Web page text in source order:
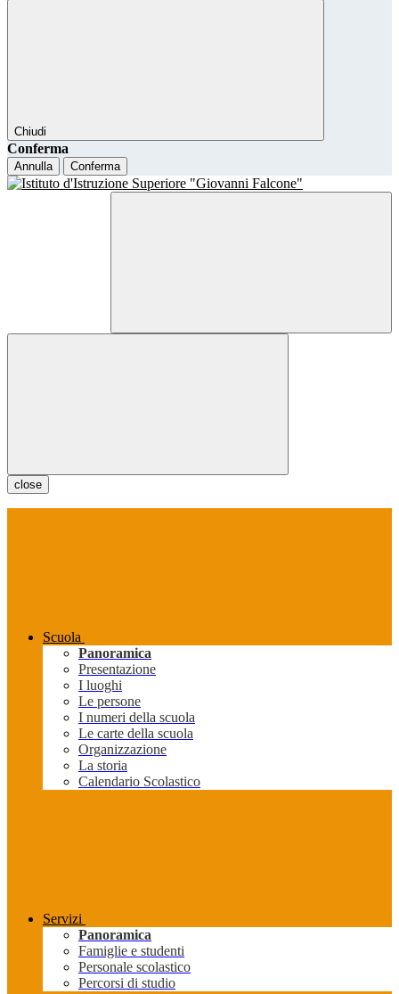
Chiudi
Conferma
Annulla Conferma
close
Scuola
Panoramica
Presentazione
I luoghi
Le persone
I numeri della scuola
Le carte della scuola
Organizzazione
La storia
Calendario Scolastico
Servizi
Panoramica
Famiglie e studenti
Personale scolastico
Percorsi di studio